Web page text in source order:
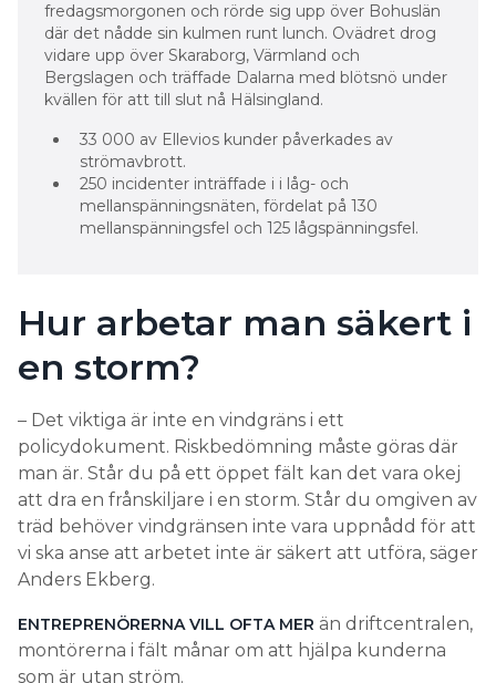
fredagsmorgonen och rörde sig upp över Bohuslän
där det nådde sin kulmen runt lunch. Ovädret drog
vidare upp över Skaraborg, Värmland och
Bergslagen och träffade Dalarna med blötsnö under
kvällen för att till slut nå Hälsingland.
33 000 av Ellevios kunder påverkades av
strömavbrott.
250 incidenter inträffade i i låg- och
mellanspänningsnäten, fördelat på 130
mellanspänningsfel och 125 lågspänningsfel.
Hur arbetar man säkert i
en storm?
– Det viktiga är inte en vindgräns i ett
policydokument. Riskbedömning måste göras där
man är. Står du på ett öppet fält kan det vara okej
att dra en frånskiljare i en storm. Står du omgiven av
träd behöver vindgränsen inte vara uppnådd för att
vi ska anse att arbetet inte är säkert att utföra, säger
Anders Ekberg.
ENTREPRENÖRERNA VILL OFTA MER än driftcentralen,
montörerna i fält månar om att hjälpa kunderna
som är utan ström.